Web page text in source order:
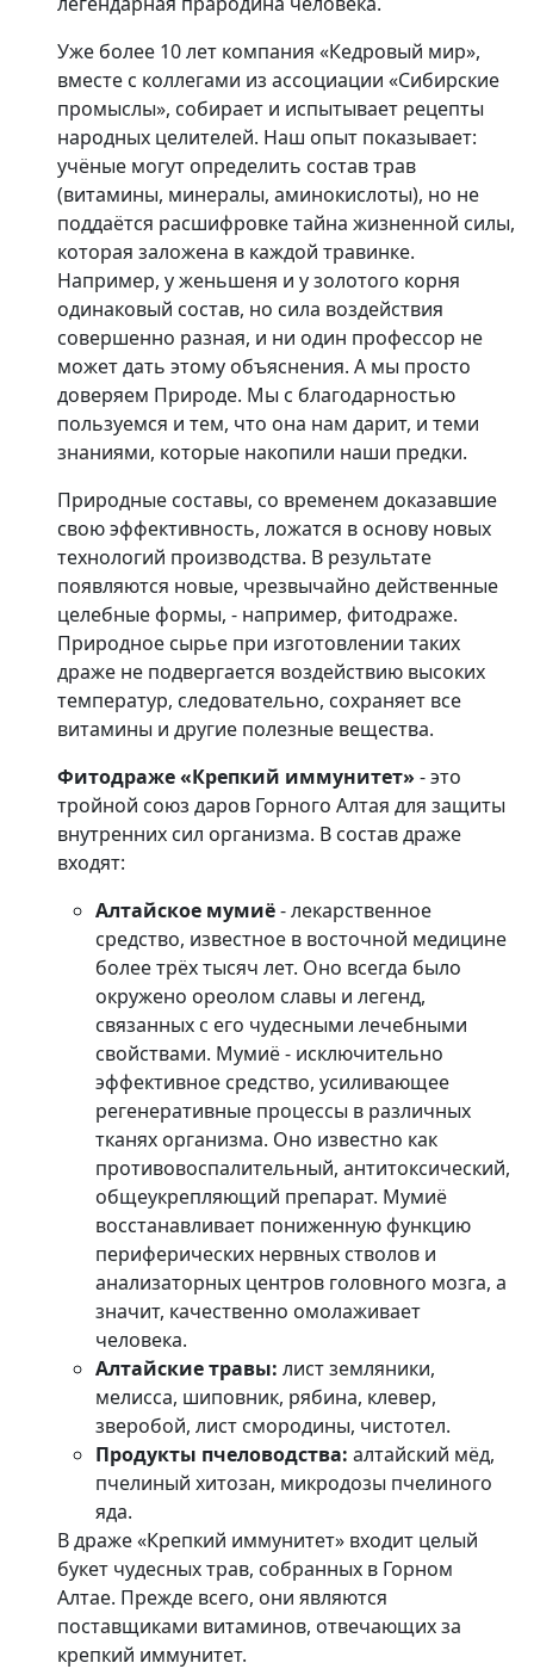
Уже более 10 лет компания «Кедровый мир»,
вместе с коллегами из ассоциации «Сибирские
промыслы», собирает и испытывает рецепты
народных целителей. Наш опыт показывает:
учёные могут определить состав трав
(витамины, минералы, аминокислоты), но не
поддаётся расшифровке тайна жизненной силы,
которая заложена в каждой травинке.
Например, у женьшеня и у золотого корня
одинаковый состав, но сила воздействия
совершенно разная, и ни один профессор не
может дать этому объяснения. А мы просто
доверяем Природе. Мы с благодарностью
пользуемся и тем, что она нам дарит, и теми
знаниями, которые накопили наши предки.
Природные составы, со временем доказавшие
свою эффективность, ложатся в основу новых
технологий производства. В результате
появляются новые, чрезвычайно действенные
целебные формы, - например, фитодраже.
Природное сырье при изготовлении таких
драже не подвергается воздействию высоких
температур, следовательно, сохраняет все
витамины и другие полезные вещества.
Фитодраже «Крепкий иммунитет» - это
тройной союз даров Горного Алтая для защиты
внутренних сил организма. В состав драже
входят:
Алтайское мумиё- лекарственное
средство, известное в восточной медицине
более трёх тысяч лет. Оно всегда было
окружено ореолом славы и легенд,
связанных с его чудесными лечебными
свойствами. Мумиё - исключительно
эффективное средство, усиливающее
регенеративные процессы в различных
тканях организма. Оно известно как
противовоспалительный, антитоксический,
общеукрепляющий препарат. Мумиё
восстанавливает пониженную функцию
периферических нервных стволов и
анализаторных центров головного мозга, а
значит, качественно омолаживает
человека.
Алтайские травы: лист земляники,
мелисса, шиповник, рябина, клевер,
зверобой, лист смородины, чистотел.
Продукты пчеловодства: алтайский мёд,
пчелиный хитозан, микродозы пчелиного
яда.
В драже «Крепкий иммунитет» входит целый
букет чудесных трав, собранных в Горном
Алтае. Прежде всего, они являются
поставщиками витаминов, отвечающих за
крепкий иммунитет.